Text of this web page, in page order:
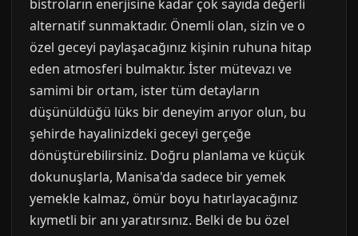
bistroların enerjisine kadar çok sayıda değerli
alternatif sunmaktadır. Önemli olan, sizin ve o
özel geceyi paylaşacağınız kişinin ruhuna hitap
eden atmosferi bulmaktır. İster mütevazı ve
samimi bir ortam, ister tüm detayların
düşünüldüğü lüks bir deneyim arıyor olun, bu
şehirde hayalinizdeki geceyi gerçeğe
dönüştürebilirsiniz. Doğru planlama ve küçük
dokunuşlarla, Manisa'da sadece bir yemek
yemekle kalmaz, ömür boyu hatırlayacağınız
kıymetli bir anı yaratırsınız. Belki de bu özel